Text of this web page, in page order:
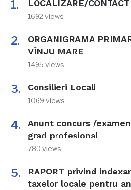
LOCALIZARE/CONTACT
1692 views
ORGANIGRAMA
VÎNJU MARE
1495 views
Consilieri Locali
1069 views
Anunt concurs /
grad profesional
780 views
RAPORT privind
taxelor locale pentru